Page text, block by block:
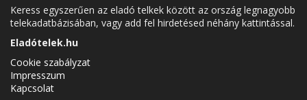
Keress egyszerűen az eladó telkek között az ország legnagyobb
telekadatbázisában, vagy add fel hirdetésed néhány kattintással.
Eladótelek.hu
Cookie szabályzat
Impresszum
Kapcsolat